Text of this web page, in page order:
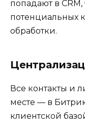
попадают в
потенциальных
обработки.
Все контакты и
месте — в
клиентской